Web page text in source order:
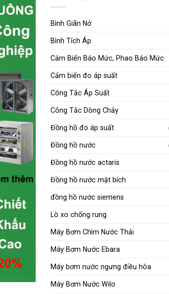
Bình Giãn Nở
Bình Tích Áp
Cảm Biến Báo Mức, Phao Báo Mức
Cảm biến đo áp suất
Công Tắc Áp Suất
Công Tắc Dòng Chảy
Đồng hồ đo áp suất
Đồng hồ nước
Đồng hồ nước actaris
Đồng hồ nước mặt bích
đồng hồ nước siemens
Lò xo chống rung
Máy Bơm Chìm Nước Thải
Máy Bơm Nước Ebara
Máy bơm nước ngưng điều hòa
Máy Bơm Nước Wilo